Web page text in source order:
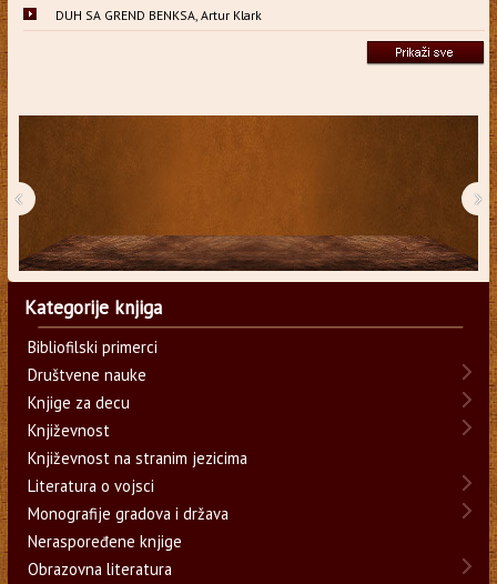
DUH SA GREND BENKSA, Artur Klark
‹ ›
Kategorije knjiga
Bibliofilski primerci
Društvene nauke
Knjige za decu
Književnost
Književnost na stranim jezicima
Literatura o vojsci
Monografije gradova i država
Neraspoređene knjige
Obrazovna literatura